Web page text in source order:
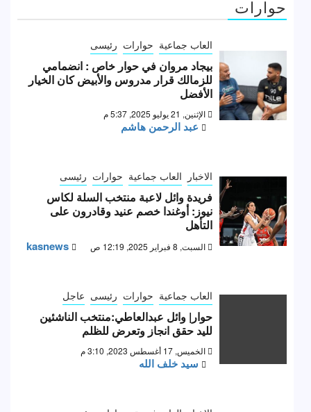
حوارات
العاب جماعية حوارات رئيسى
بيجاد مروان في حوار خاص : انضمامي
للزمالك قرار مدروس والأبيض كان الخيار
الأفضل
الإثنين, 21 يوليو 2025, 5:37 م
عبد الرحمن هاشم
الاخبار العاب جماعية حوارات رئيسى
فريدة وائل لاعبة منتخب السلة لكاس
نيوز: أوغندا خصم عنيد وقادرون على
التأهل
السبت, 8 فبراير 2025, 12:19 ص kasnews
العاب جماعية حوارات رئيسى عاجل
حوار| وائل عبدالعاطي:منتخب الناشئين
لليد حقق انجاز وتعرض للظلم
الخميس, 17 أغسطس 2023, 3:10 م
سيد خلف الله